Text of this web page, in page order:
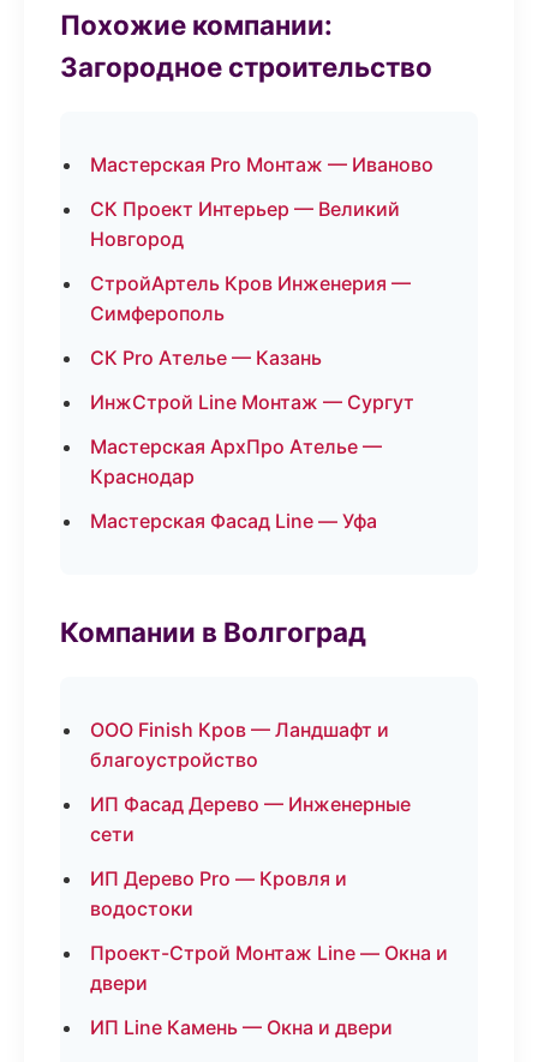
Похожие компании:
Загородное строительство
Мастерская Pro Монтаж — Иваново
СК Проект Интерьер — Великий
Новгород
СтройАртель Кров Инженерия —
Симферополь
СК Pro Ателье — Казань
ИнжСтрой Line Монтаж — Сургут
Мастерская АрхПро Ателье —
Краснодар
Мастерская Фасад Line — Уфа
Компании в Волгоград
ООО Finish Кров — Ландшафт и
благоустройство
ИП Фасад Дерево — Инженерные
сети
ИП Дерево Pro — Кровля и
водостоки
Проект-Строй Монтаж Line — Окна и
двери
ИП Line Камень — Окна и двери